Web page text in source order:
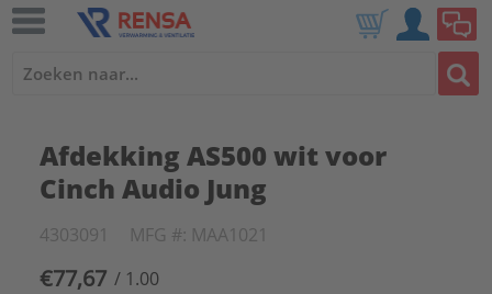
Afdekking AS500 wit voor
Cinch Audio Jung
4303091 MFG #: MAA1021
€77,67 / 1.00